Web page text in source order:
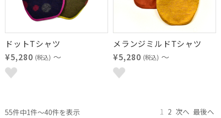
ドットTシャツ
¥5,280 (税込) ～
メランジミルドTシャツ
¥5,280 (税込) ～
55件中1件～40件を表示 1 2 次へ 最後へ